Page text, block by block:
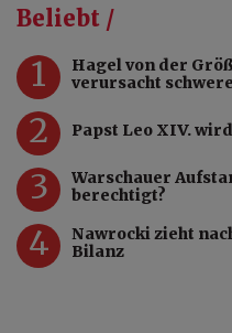
Beliebt /
1
Hagel von der
verursacht
2 Papst Leo XIV.
3
Warschauer
berechtigt?
4
Nawrocki zieht
Bilanz